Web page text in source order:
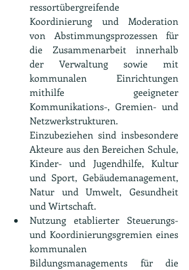
ressortübergreifende
Koordinierung und Moderation
von Abstimmungsprozessen für
die Zusammenarbeit innerhalb
der Verwaltung sowie mit
kommunalen Einrichtungen
mithilfe geeigneter
Kommunikations-, Gremien- und
Netzwerkstrukturen.
Einzubeziehen sind insbesondere
Akteure aus den Bereichen Schule,
Kinder- und Jugendhilfe, Kultur
und Sport, Gebäudemanagement,
Natur und Umwelt, Gesundheit
und Wirtschaft.
Nutzung etablierter Steuerungs-
und Koordinierungsgremien eines
kommunalen
Bildungsmanagements für die